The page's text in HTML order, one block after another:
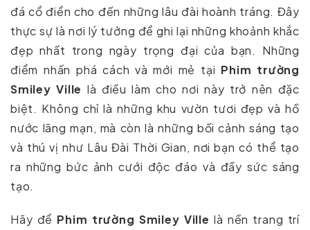
đá cổ điển cho đến những lâu đài hoành tráng. Đây
thực sự là nơi lý tưởng để ghi lại những khoảnh khắc
đẹp nhất trong ngày trọng đại của bạn. Những
điểm nhấn phá cách và mới mẻ tại Phim trường
Smiley Ville là điều làm cho nơi này trở nên đặc
biệt. Không chỉ là những khu vườn tươi đẹp và hồ
nước lãng mạn, mà còn là những bối cảnh sáng tạo
và thú vị như Lâu Đài Thời Gian, nơi bạn có thể tạo
ra những bức ảnh cưới độc đáo và đầy sức sáng
tạo.
Hãy để Phim trường Smiley Ville là nền trang trí